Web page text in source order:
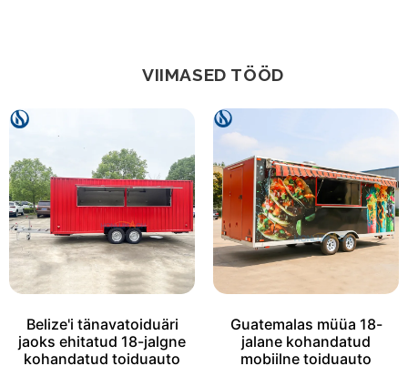
VIIMASED TÖÖD
Belize'i tänavatoiduäri
jaoks ehitatud 18-jalgne
kohandatud toiduauto
Guatemalas müüa 18-
jalane kohandatud
mobiilne toiduauto